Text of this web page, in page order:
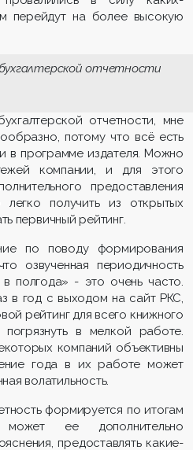
перейдут на более высокую
отчетности
отчетности, мне
потому что всё есть
в программе издателя. Можно
компании, и для этого
предоставления
получить из открытых
первичный рейтинг.
по поводу формирования
озвученная периодичность
полгода» - это очень часто.
в год с выходом на сайт РКС,
рейтинг для всего книжного
в мелкой работе.
компаний объективны
года в их работе может
волатильность.
формируется по итогам
ее дополнительно
предоставлять какие-